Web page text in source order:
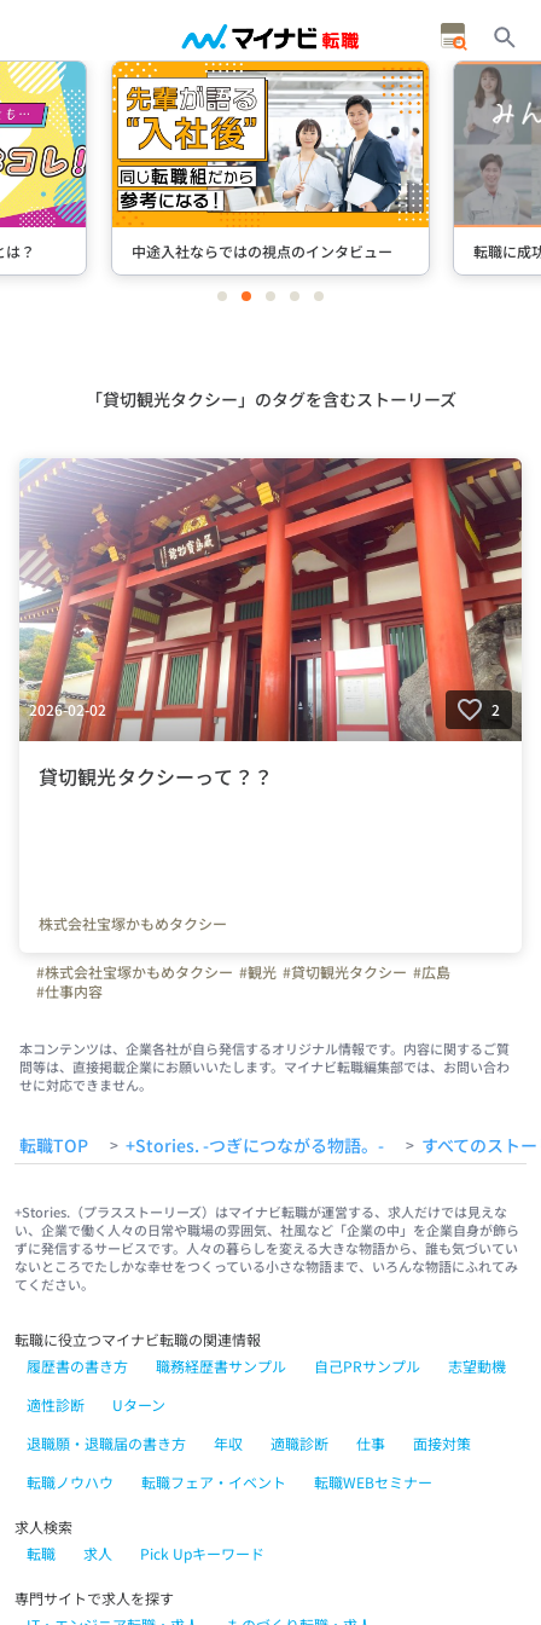
？ 中途入社ならではの視点のインタビュー 転職に成
itemitemitemitemitem
「貸切観光タクシー」のタグを含むストーリーズ
2026-02-02 2
貸切観光タクシーって？？
株式会社宝塚かもめタクシー
#株式会社宝塚かもめタクシー #観光 #貸切観光タクシー #広島
#仕事内容
本コンテンツは、企業各社が自ら発信するオリジナル情報です。内容に関するご質
問等は、直接掲載企業にお願いいたします。マイナビ転職編集部では、お問い合わ
せに対応できません。
転職TOP > +Stories. -つぎにつながる物語。- > すべてのスト
+Stories.（プラスストーリーズ）はマイナビ転職が運営する、求人だけでは見えな
い、企業で働く人々の日常や職場の雰囲気、社風など「企業の中」を企業自身が飾ら
ずに発信するサービスです。人々の暮らしを変える大きな物語から、誰も気づいてい
ないところでたしかな幸せをつくっている小さな物語まで、いろんな物語にふれてみ
てください。
転職に役立つマイナビ転職の関連情報
履歴書の書き方
職務経歴書サンプル 自己PRサンプル
志望動機
適性診断
Uターン
退職願・退職届の書き方
年収 適職診断 仕事
面接対策
転職ノウハウ
転職フェア・イベント 転職WEBセミナー
求人検索
転職
求人 Pick Upキーワード
専門サイトで求人を探す